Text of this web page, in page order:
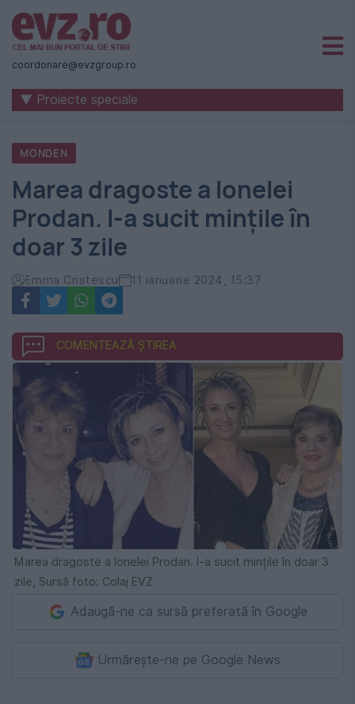
Știri
naționale
internaționale
România
-
Evenimentul
Zilei
coordonare@evzgroup.ro
▼ Proiecte speciale
MONDEN
Marea dragoste a Ionelei
Prodan. I-a sucit mințile în
doar 3 zile
Emma Cristescu 11 ianuarie 2024, 15:37
COMENTEAZĂ ȘTIREA
Marea dragoste a Ionelei Prodan. I-a sucit mințile în doar 3
zile, Sursă foto: Colaj EVZ
Adaugă-ne ca sursă preferată în Google
Urmărește-ne pe Google News